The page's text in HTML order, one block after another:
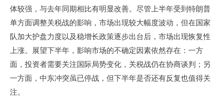
体较强，与去年同期相比有明显改善。尽管上半年受到特朗普
单方面调整关税战的影响，市场出现较大幅度波动，但在国家
队加大护盘力度以及稳增长政策逐步出台后，市场出现恢复性
上涨。展望下半年，影响市场的不确定因素依然存在：一方
面，投资者需要关注国际局势变化，关税战仍在协商谈判；另
一方面，中东冲突虽已停战，但下半年是否还有反复也值得关
注。